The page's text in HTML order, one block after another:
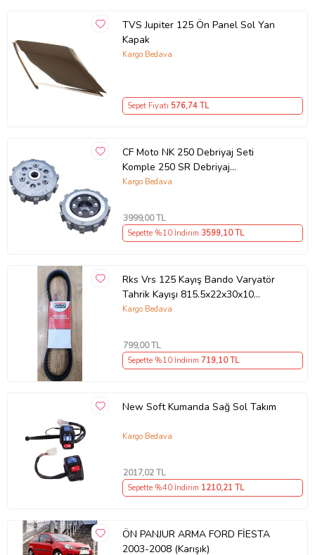
TVS Jupiter 125 Ön Panel Sol Yan
Kapak
Kargo Bedava
Sepet Fiyatı 576,74 TL
CF Moto NK 250 Debriyaj Seti
Komple 250 SR Debriyaj
Balata+Göbek Set 7Li Hepsi
Kargo Bedava
3999,00 TL
Sepette %10 İndirim 3599,10 TL
Rks Vrs 125 Kayış Bando Varyatör
Tahrik Kayışı 815.5x22x30x10
Supermoto
Kargo Bedava
799,00 TL
Sepette %10 İndirim 719,10 TL
New Soft Kumanda Sağ Sol Takım
Kargo Bedava
2017,02 TL
Sepette %40 İndirim 1210,21 TL
ÖN PANJUR ARMA FORD FİESTA
2003-2008 (Karışık)